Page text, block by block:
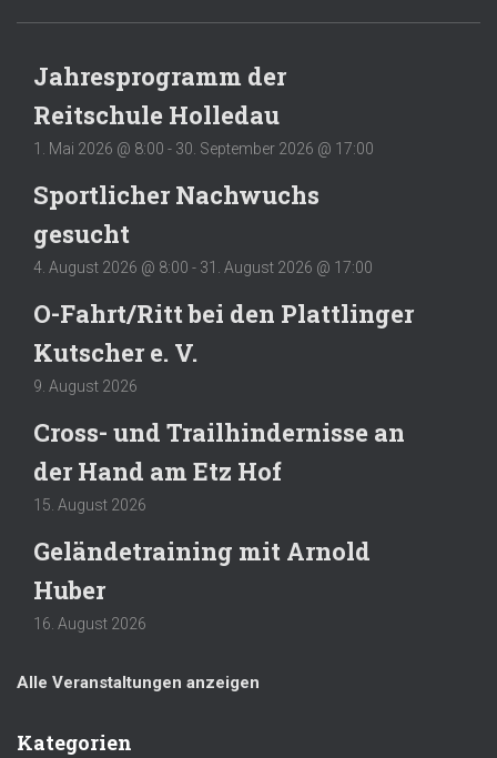
Jahresprogramm der
Reitschule Holledau
1. Mai 2026 @ 8:00 - 30. September 2026 @ 17:00
Sportlicher Nachwuchs
gesucht
4. August 2026 @ 8:00 - 31. August 2026 @ 17:00
O-Fahrt/Ritt bei den Plattlinger
Kutscher e. V.
9. August 2026
Cross- und Trailhindernisse an
der Hand am Etz Hof
15. August 2026
Geländetraining mit Arnold
Huber
16. August 2026
Alle Veranstaltungen anzeigen
Kategorien